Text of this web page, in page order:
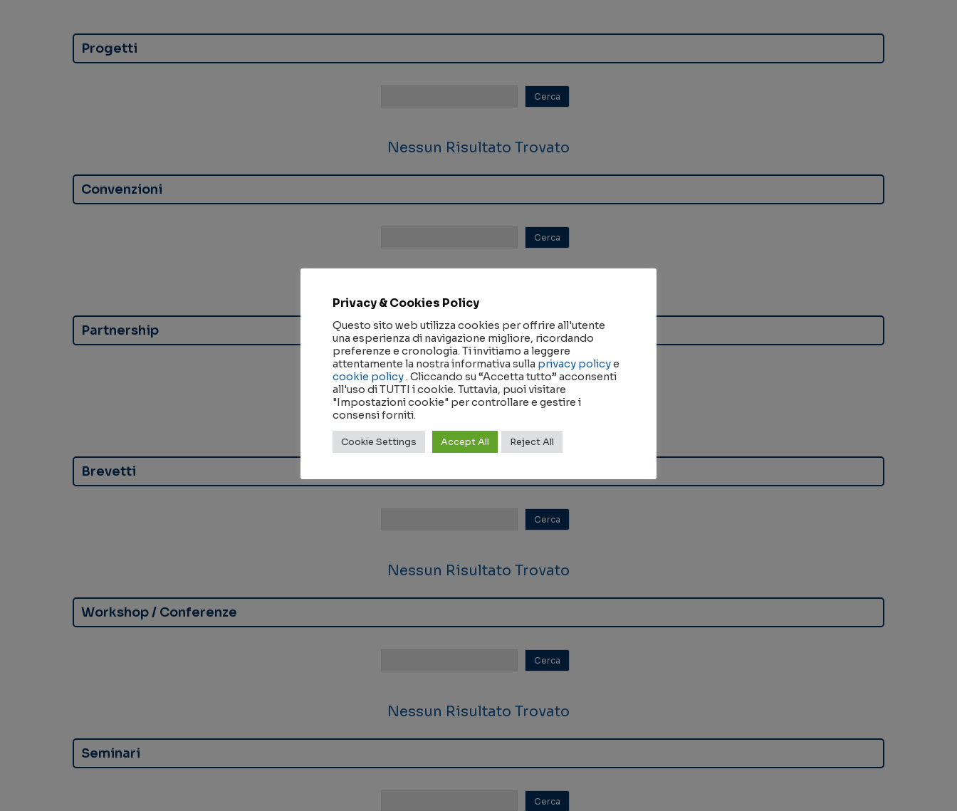
Progetti
Nessun Risultato Trovato
Convenzioni
Partnership
Nessun Risultato Trovato
Brevetti
Nessun Risultato Trovato
Workshop / Conferenze
Nessun Risultato Trovato
Seminari
Privacy & Cookies Policy
Questo sito web utilizza cookies per offrire all'utente
una esperienza di navigazione migliore, ricordando
preferenze e cronologia. Ti invitiamo a leggere
attentamente la nostra informativa sulla privacy policye
cookie policy . Cliccando su “Accetta tutto” acconsenti
all'uso di TUTTI i cookie. Tuttavia, puoi visitare
"Impostazioni cookie" per controllare e gestire i
consensi forniti.
Cookie Settings Accept All Reject All